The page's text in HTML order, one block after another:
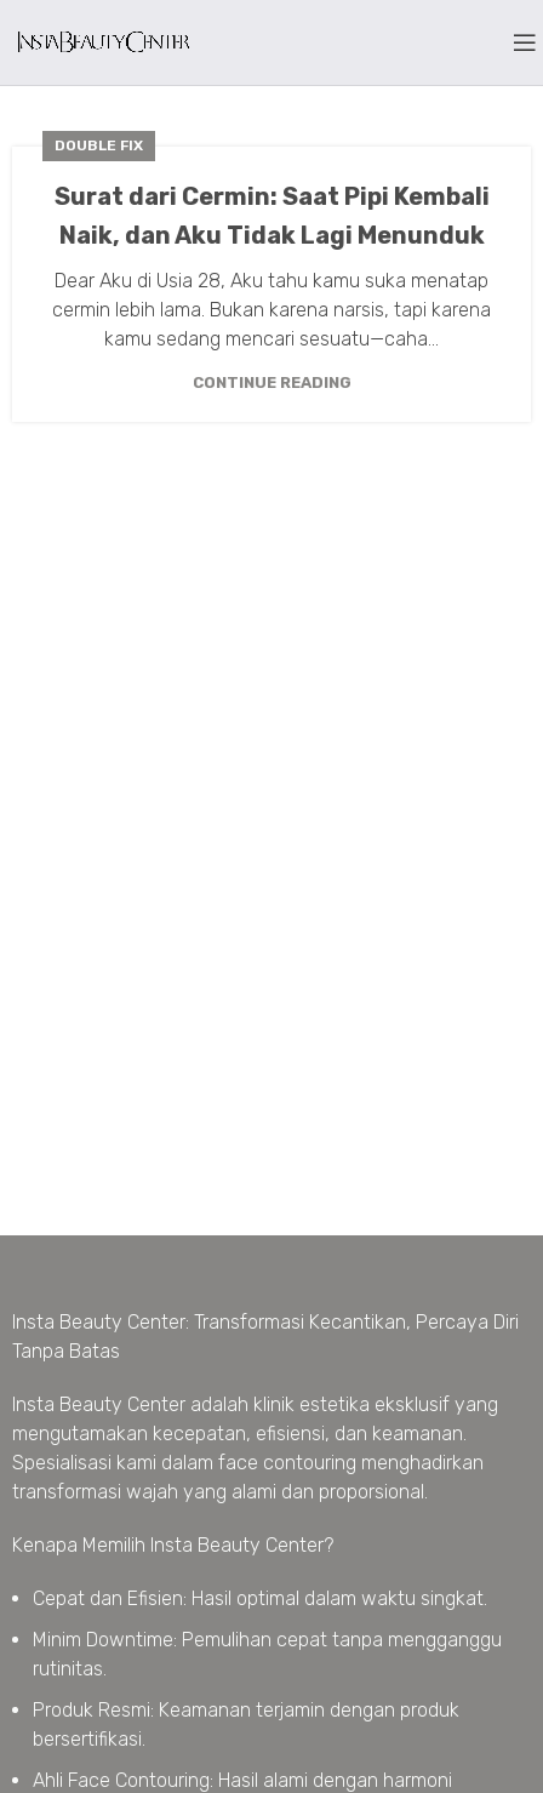
DOUBLE FIX
Surat dari Cermin: Saat Pipi Kembali
Naik, dan Aku Tidak Lagi Menunduk
Dear Aku di Usia 28, Aku tahu kamu suka menatap
cermin lebih lama. Bukan karena narsis, tapi karena
kamu sedang mencari sesuatu—caha...
CONTINUE READING
Insta Beauty Center: Transformasi Kecantikan, Percaya Diri
Tanpa Batas
Insta Beauty Center adalah klinik estetika eksklusif yang
mengutamakan kecepatan, efisiensi, dan keamanan.
Spesialisasi kami dalam face contouring menghadirkan
transformasi wajah yang alami dan proporsional.
Kenapa Memilih Insta Beauty Center?
Cepat dan Efisien: Hasil optimal dalam waktu singkat.
Minim Downtime: Pemulihan cepat tanpa mengganggu
rutinitas.
Produk Resmi: Keamanan terjamin dengan produk
bersertifikasi.
Ahli Face Contouring: Hasil alami dengan harmoni